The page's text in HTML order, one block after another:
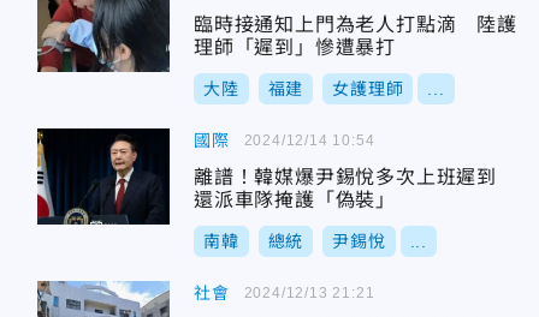
臨時接通知上門為老人打點滴 陸護
理師「遲到」慘遭暴打
大陸 福建 女護理師
國際
離譜！韓媒爆尹錫悅多次上班遲到
還派車隊掩護「偽裝」
南韓 總統 尹錫悅
2024/12/14 10:54
社會 2024/12/13 21:21